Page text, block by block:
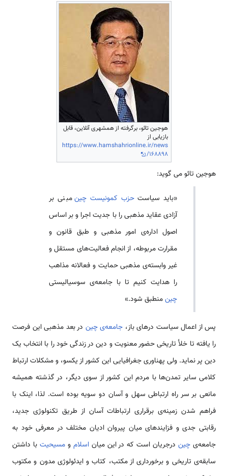
هوجین تائو، برگرفته از همشهری آنلاین، قابل
بازیابی از
https://www.hamshahrionline.ir/news
/168898
هوجین تائو می­ گوید:
«باید سیاستحزب کمونیست چینمبنی بر
آزادی عقاید مذهبی را با جدیت اجرا و بر اساس
اصول اداره‌­ی امور مذهبی و طبق قانون و
مقرارت مربوطه، از انجام فعالیت‌­های مستقل و
غیر وابسته­‌ی مذهبی حمایت و فعالانه مذاهب
را هدایت کنیم تا با جامعه‌­ی سوسیالیستی
چینمنطبق شود.»
پس از اعمال سیاست درهای باز، جامعه­‌ی چین در بعد مذهبی این فرصت
را یافته تا خلأ تاریخی حضور معنویت و دین در زندگی خود را با انتخاب یک
دین پر نماید. ولی پهناوری جغرافیایی این کشور از یکسو، و مشکلات ارتباط
کلامی سایر تمدن­‌ها با مردم این کشور از سوی دیگر، در گذشته همیشه
مانعی بر سر راه ارتباطی سهل و آسان دو سویه بوده است. لذا، اینک با
فراهم شدن زمینه‌­ی برقراری ارتباطات آسان از طریق تکنولوژی جدید،
رقابتی جدی و فزاینده­ای میان پیروان ادیان مختلف در معرفی خود به
جامعه‌­ی چیندرجریان است که در این میاناسلام ومسیحیت با داشتن
سابقه‌­ی تاریخی و برخورداری از مکتب، کتاب و ایدئولوژی مدون و مکتوب